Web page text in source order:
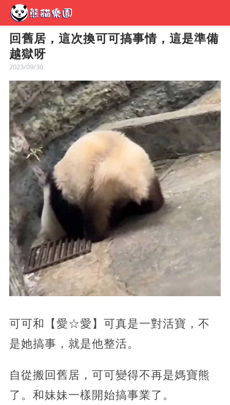
回舊居，這次換可可搞事情，這是準備
越獄呀
2023/09/30
可可和【愛☆愛】可真是一對活寶，不
是她搞事，就是他整活。
自從搬回舊居，可可變得不再是媽寶熊
了。和妹妹一樣開始搞事業了。